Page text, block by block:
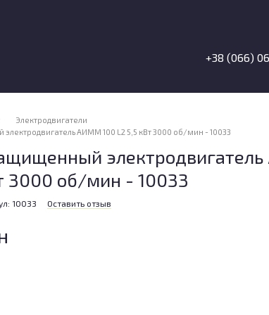
+38 (066)
Электродвигатели
АИММ 100 L2 5,5 кВт 3000 об/мин - 10033
3000 об/мин - 10033
10033 Оставить отзыв